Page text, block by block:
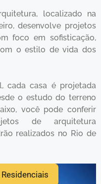
localizado na
desenvolve projetos
foco em sofisticação,
o estilo de vida dos
cada casa é projetada
o estudo do terreno
você pode conferir
de arquitetura
realizados no Rio de